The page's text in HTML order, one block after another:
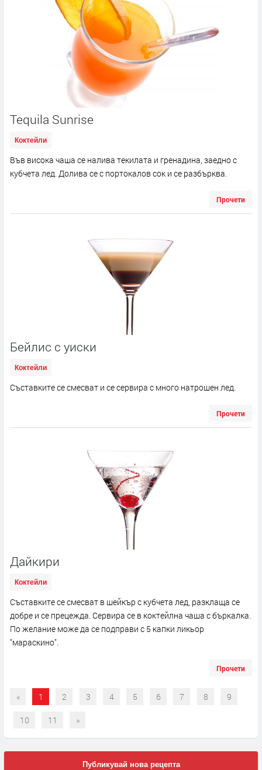
Tequila Sunrise
Коктейли
Във висока чаша се налива текилата и гренадина, заедно с
кубчета лед. Долива се с портокалов сок и се разбърква.
Прочети
Бейлис с уиски
Коктейли
Съставките се смесват и се сервира с много натрошен лед.
Прочети
Дайкири
Коктейли
Съставките се смесват в шейкър с кубчета лед, разклаща се
добре и се прецежда. Сервира се в коктейлна чаша с бъркалка.
По желание може да се подправи с 5 капки ликьор
"мараскино".
Прочети
« 1 2 3 4 5 6 7 8 9
10 11 »
Публикувай нова рецепта